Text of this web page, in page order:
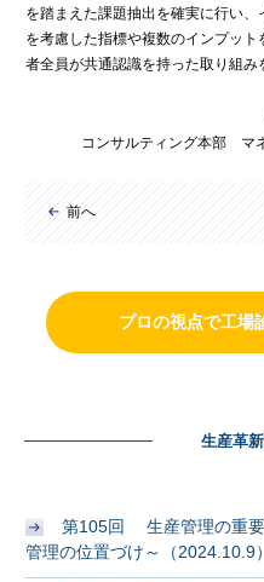
を踏まえた課題抽出を確実に行い
を考慮した指標や複数のインプッ
者全員が共通認識を持った取り組み
コンサルティング本部
前へ
プロの視点で工場
生産革
第105回 生産管理の重要
管理の位置づけ～（2024.10.9）